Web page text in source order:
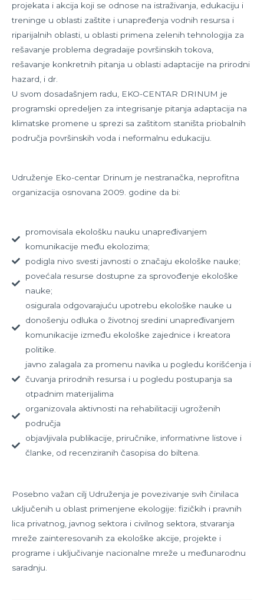
projekata i akcija koji se odnose na istraživanja, edukaciju i
treninge u oblasti zaštite i unapređenja vodnih resursa i
riparijalnih oblasti, u oblasti primena zelenih tehnologija za
rešavanje problema degradaije površinskih tokova,
rešavanje konkretnih pitanja u oblasti adaptacije na prirodni
hazard, i dr.
U svom dosadašnjem radu, EKO-CENTAR DRINUM je
programski opredeljen za integrisanje pitanja adaptacija na
klimatske promene u sprezi sa zaštitom staništa priobalnih
područja površinskih voda i neformalnu edukaciju.
Udruženje Eko-centar Drinum je nestranačka, neprofitna
organizacija osnovana 2009. godine da bi:
promovisala ekološku nauku unapređivanjem
komunikacije među ekolozima;
podigla nivo svesti javnosti o značaju ekološke nauke;
povećala resurse dostupne za sprovođenje ekološke
nauke;
osigurala odgovarajuću upotrebu ekološke nauke u
donošenju odluka o životnoj sredini unapređivanjem
komunikacije između ekološke zajednice i kreatora
politike.
javno zalagala za promenu navika u pogledu korišćenja i
čuvanja prirodnih resursa i u pogledu postupanja sa
otpadnim materijalima
organizovala aktivnosti na rehabilitaciji ugroženih
područja
objavljivala publikacije, priručnike, informativne listove i
članke, od recenziranih časopisa do biltena.
Posebno važan cilj Udruženja je povezivanje svih činilaca
uključenih u oblast primenjene ekologije: fizičkih i pravnih
lica privatnog, javnog sektora i civilnog sektora, stvaranja
mreže zainteresovanih za ekološke akcije, projekte i
programe i uključivanje nacionalne mreže u međunarodnu
saradnju.